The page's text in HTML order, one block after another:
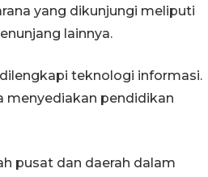
yang dikunjungi meliputi
lainnya.
teknologi informasi.
menyediakan pendidikan
pusat dan daerah dalam
pada anak di lembaga